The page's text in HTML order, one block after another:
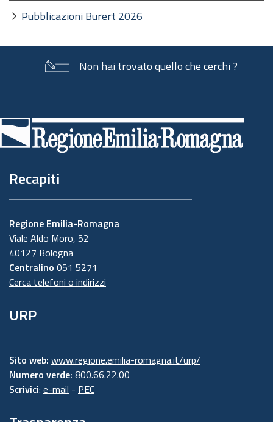
Pubblicazioni Burert 2026
Non hai trovato quello che cerchi ?
di
pagina
Recapiti
Regione Emilia-Romagna
Viale Aldo Moro, 52
40127 Bologna
Centralino 051 5271
Cerca telefoni o indirizzi
URP
Sito web: www.regione.emilia-romagna.it/urp/
Numero verde: 800.66.22.00
Scrivici: e-mail - PEC